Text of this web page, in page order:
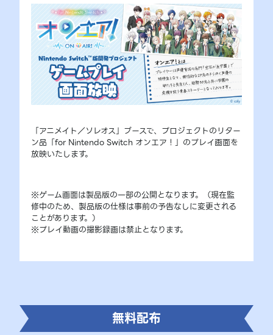
「アニメイト／ソレオス」ブースで、プロジェクトのリター
ン品「for Nintendo Switch オンエア！」のプレイ画面を
放映いたします。
※ゲーム画面は製品版の一部の公開となります。（現在監
修中のため、製品版の仕様は事前の予告なしに変更される
ことがあります。）
※プレイ動画の撮影録画は禁止となります。
無料配布